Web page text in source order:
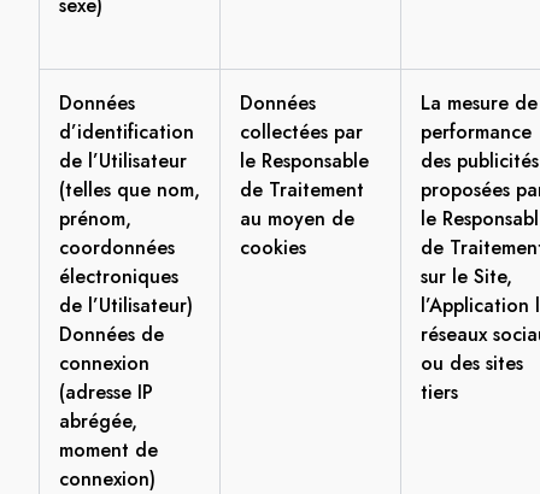
Données
d’identification
de l’Utilisateur
(telles que nom,
prénom,
coordonnées
électroniques
de l’Utilisateur)
Données de
connexion
(adresse IP
abrégée,
moment de
connexion)
Données
collectées par
le Responsable
de Traitement
au moyen de
cookies
La mesure
performance
des publicités
proposées
le
de
sur le Site,
l’Application
réseaux
ou des sites
tiers